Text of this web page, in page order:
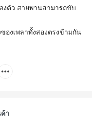
งตัว สายพานสามารถขับ
องเพลาทั้งสองตรงข้ามกัน
า